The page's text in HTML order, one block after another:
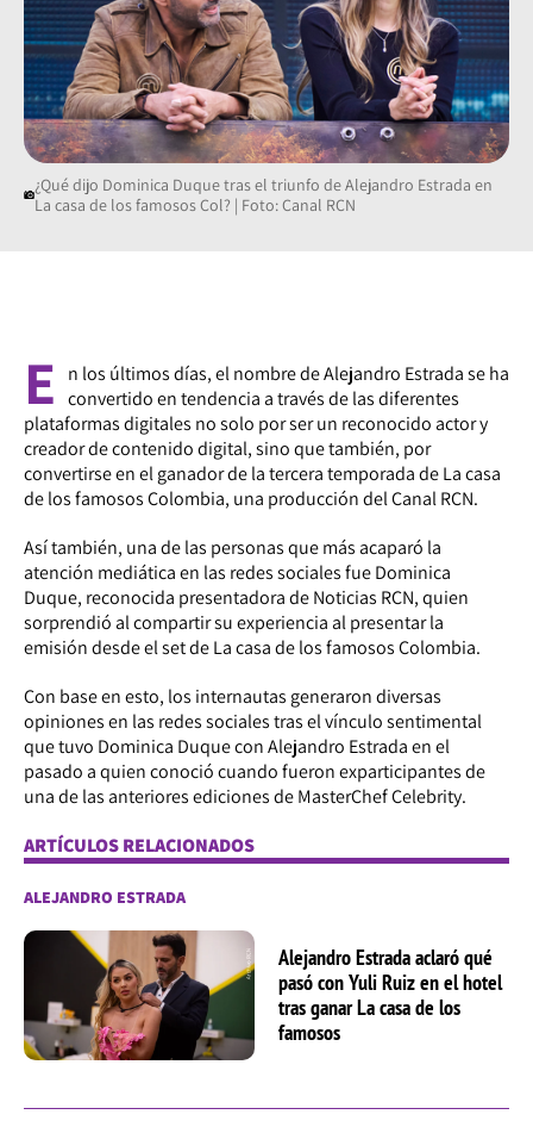
¿Qué dijo Dominica Duque tras el triunfo de Alejandro Estrada en
La casa de los famosos Col? | Foto: Canal RCN
E
n los últimos días, el nombre de Alejandro Estrada se ha
convertido en tendencia a través de las diferentes
plataformas digitales no solo por ser un reconocido actor y
creador de contenido digital, sino que también, por
convertirse en el ganador de la tercera temporada de La casa
de los famosos Colombia, una producción del Canal RCN.
Así también, una de las personas que más acaparó la
atención mediática en las redes sociales fue Dominica
Duque, reconocida presentadora de Noticias RCN, quien
sorprendió al compartir su experiencia al presentar la
emisión desde el set de La casa de los famosos Colombia.
Con base en esto, los internautas generaron diversas
opiniones en las redes sociales tras el vínculo sentimental
que tuvo Dominica Duque con Alejandro Estrada en el
pasado a quien conoció cuando fueron exparticipantes de
una de las anteriores ediciones de MasterChef Celebrity.
ARTÍCULOS RELACIONADOS
ALEJANDRO ESTRADA
Alejandro Estrada aclaró qué
pasó con Yuli Ruiz en el hotel
tras ganar La casa de los
famosos